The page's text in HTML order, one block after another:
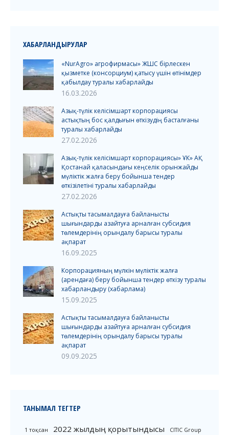
ХАБАРЛАНДЫРУЛАР
«NurAgro» агрофирмасы» ЖШС бірлескен
қызметке (консорциум) қатысу үшін өтінімдер
қабылдау туралы хабарлайды
16.03.2026
Азық-түлік келісімшарт корпорациясы
астықтың бос қалдығын өткізудің басталғаны
туралы хабарлайды
27.02.2026
Азық-түлік келісімшарт корпорациясы» ҰК» АҚ
Қостанай қаласындағы кеңселік орынжайды
мүліктік жалға беру бойынша тендер
өткізілетіні туралы хабарлайды
27.02.2026
Астықты тасымалдауға байланысты
шығындарды азайтуға арналған субсидия
төлемдерінің орындалу барысы туралы
ақпарат
16.09.2025
Корпорацияның мүлкін мүліктік жалға
(арендаға) беру бойынша тендер өткізу туралы
хабарландыру (хабарлама)
15.09.2025
Астықты тасымалдауға байланысты
шығындарды азайтуға арналған субсидия
төлемдерінің орындалу барысы туралы
ақпарат
09.09.2025
ТАНЫМАЛ ТЕГТЕР
1 тоқсан 2022 жылдың қорытындысы CITIC Group